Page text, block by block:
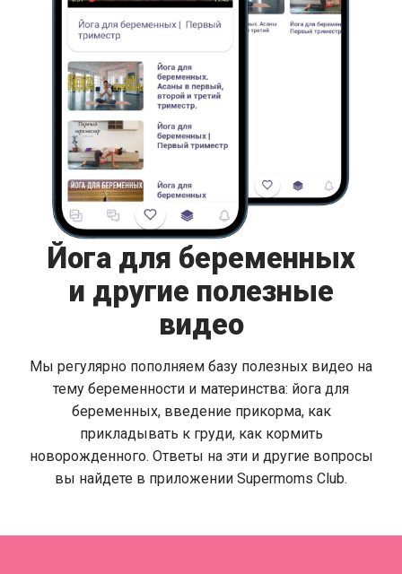
Йога для беременных
и другие полезные
видео
Мы регулярно пополняем базу полезных видео на
тему беременности и материнства: йога для
беременных, введение прикорма, как
прикладывать к груди, как кормить
новорожденного. Ответы на эти и другие вопросы
вы найдете в приложении Supermoms Club.